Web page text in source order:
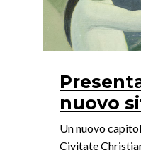
nuovo
Un nuovo
Civitate